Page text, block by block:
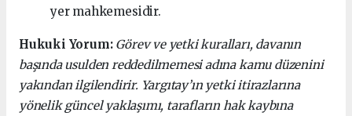
yer mahkemesidir.
Hukuki Yorum: Görev ve yetki kuralları, davanın
başında usulden reddedilmemesi adına kamu düzenini
yakından ilgilendirir. Yargıtay’ın yetki itirazlarına
yönelik güncel yaklaşımı, tarafların hak kaybına